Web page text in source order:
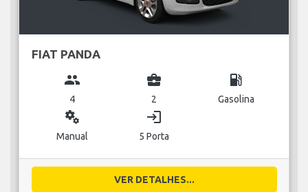
FIAT PANDA
group
4
business_center
2
local_gas_station
Gasolina
miscellaneous_services
Manual
login
5 Porta
VER DETALHES...